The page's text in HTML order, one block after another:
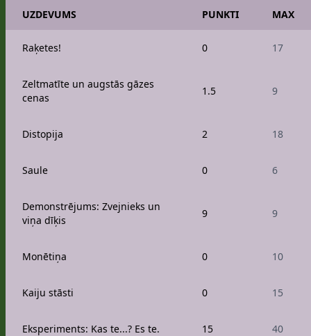
UZDEVUMS PUNKTI MAX
Raķetes! 0 17
Zeltmatīte un augstās gāzes
cenas
1.5 9
Distopija 2 18
Saule 0 6
Demonstrējums: Zvejnieks un
viņa dīķis
9 9
Monētiņa 0 10
Kaiju stāsti 0 15
Eksperiments: Kas te...? Es te. 15 40